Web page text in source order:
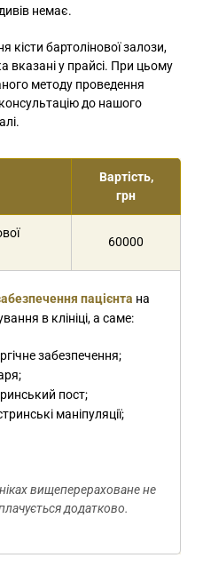
немає.
кісти бартолінової залози,
вказані у прайсі. При цьому
методу проведення
до нашого
Вартість,
грн
60000
пацієнта на
в клініці, а саме:
забезпечення;
пост;
маніпуляції;
вищеперераховане не
додатково.